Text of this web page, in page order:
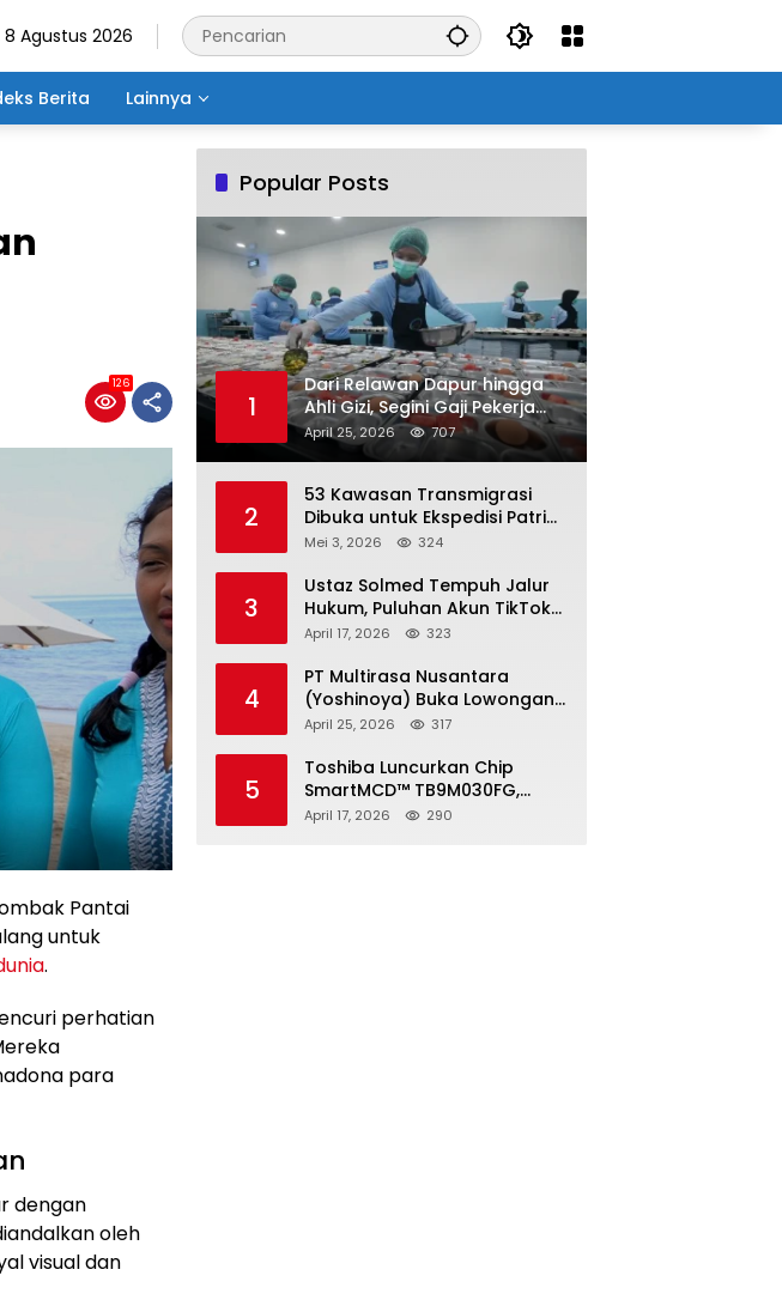
8 Agustus 2026
Berita Lainnya
126
Pantai
untuk
.
perhatian
para
dengan
oleh
visual dan
Popular Posts
1
Dari Relawan Dapur hingga
Ahli Gizi, Segini Gaji Pekerja
Program MBG yang Kini Serap
Hampir Sejuta Tenaga Kerja
April 25, 2026 707
2
53 Kawasan Transmigrasi
Dibuka untuk Ekspedisi Patriot
2026, Pendaftaran Ditutup 21
Mei 3, 2026 324
3
Ustaz Solmed Tempuh Jalur
Hukum, Puluhan Akun TikTok
dan Instagram Dilaporkan
April 17, 2026 323
4
PT Multirasa Nusantara
(Yoshinoya) Buka Lowongan
Operator Warehouse 2026,
April 25, 2026 317
5
Toshiba Luncurkan Chip
SmartMCD™ TB9M030FG,
Solusi Motor Otomotif Tanpa
April 17, 2026 290